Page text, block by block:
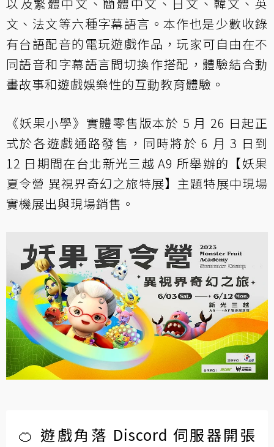
文、法文等六種字幕語言。本作也是少數收錄
有台語配音的電玩遊戲作品，玩家可自由在不
同語音和字幕語言間切換作搭配，體驗結合動
畫故事和遊戲娛樂性的互動教育體驗。
《妖果小學》實體零售版本於 5 月 26 日起正
式於各遊戲通路發售，同時將於 6 月 3 日到
12 日期間在台北新光三越 A9 所舉辦的【妖果
夏令營 異視界奇幻之旅特展】主題特展中現場
實機展出與現場銷售。
🍊 遊戲角落 Discord 伺服器開張